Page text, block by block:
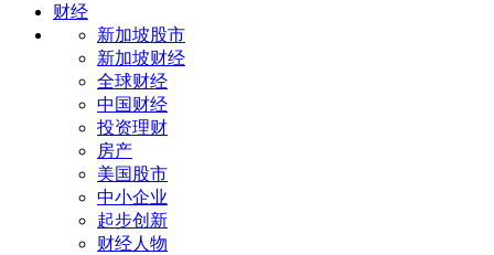
财经
新加坡股市
新加坡财经
全球财经
中国财经
投资理财
房产
美国股市
中小企业
起步创新
财经人物